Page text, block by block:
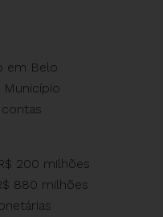
em Belo
200 milhões
880 milhões